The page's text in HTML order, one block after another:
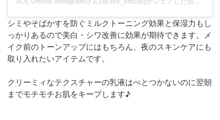
シミやそばかすを防ぐミルクトーニング効果と保湿力もし
っかりあるので美白・シワ改善に効果が期待できます。メ
イク前のトーンアップにはもちろん、夜のスキンケアにも
取り入れたいアイテムです。
クリーミィなテクスチャーの乳液はべとつかないのに翌朝
までモチモチお肌をキープします♪